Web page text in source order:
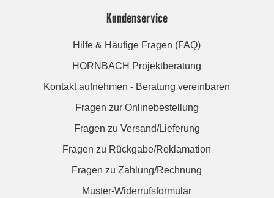
Kundenservice
Hilfe & Häufige Fragen (FAQ)
HORNBACH Projektberatung
Kontakt aufnehmen - Beratung vereinbaren
Fragen zur Onlinebestellung
Fragen zu Versand/Lieferung
Fragen zu Rückgabe/Reklamation
Fragen zu Zahlung/Rechnung
Muster-Widerrufsformular